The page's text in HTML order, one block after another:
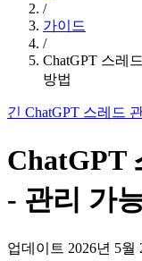
/
가이드
/
ChatGPT 스레
방법
긴 ChatGPT 스레드
ChatGPT
- 관리 가
업데이트 2026년 5월